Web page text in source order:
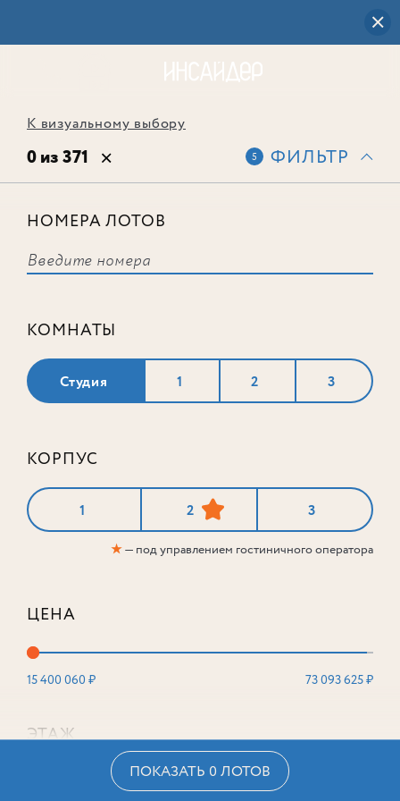
К визуальному выбору
0 из 371 5 ФИЛЬТР
НОМЕРА ЛОТОВ
КОМНАТЫ
Студия 1 2 3
КОРПУС
1 2 3
★— под управлением гостиничного оператора
ЦЕНА
15 400 060 ₽ 73 093 625 ₽
ЭТАЖ
ПОКАЗАТЬ 0 ЛОТОВ
соответствует ни одного лота